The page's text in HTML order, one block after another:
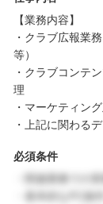
【業務内容】
・クラブ広報業
等）
・クラブコンテ
理
・マーケティン
・上記に関わる
必須条件
・関連業務での
・基本的なPC操